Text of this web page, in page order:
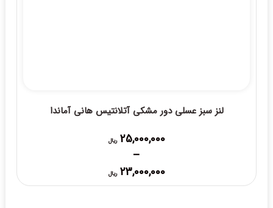
لنز سبز عسلی دور مشکی آتلانتیس هانی آماندا
25,000,000 ریال
–
23,000,000 ریال
Price
range: